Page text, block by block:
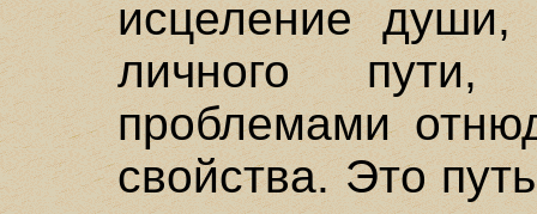
исцеление
личного
проблемами
свойства. Это